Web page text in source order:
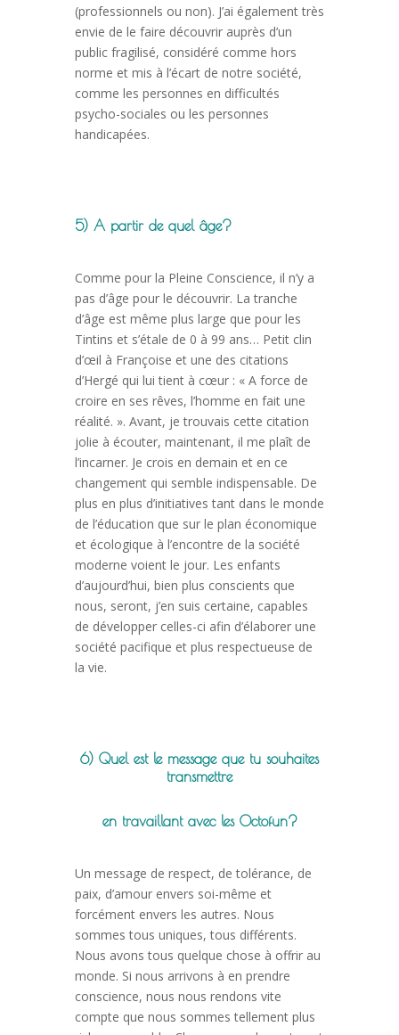
(professionnels ou non). J’ai également très
envie de le faire découvrir auprès d’un
public fragilisé, considéré comme hors
norme et mis à l’écart de notre société,
comme les personnes en difficultés
psycho-sociales ou les personnes
handicapées.
5) A partir de quel âge?
Comme pour la Pleine Conscience, il n’y a
pas d’âge pour le découvrir. La tranche
d’âge est même plus large que pour les
Tintins et s’étale de 0 à 99 ans… Petit clin
d’œil à Françoise et une des citations
d’Hergé qui lui tient à cœur : « A force de
croire en ses rêves, l’homme en fait une
réalité. ». Avant, je trouvais cette citation
jolie à écouter, maintenant, il me plaît de
l’incarner. Je crois en demain et en ce
changement qui semble indispensable. De
plus en plus d’initiatives tant dans le monde
de l’éducation que sur le plan économique
et écologique à l’encontre de la société
moderne voient le jour. Les enfants
d’aujourd’hui, bien plus conscients que
nous, seront, j’en suis certaine, capables
de développer celles-ci afin d’élaborer une
société pacifique et plus respectueuse de
la vie.
6) Quel est le message que tu souhaites
transmettre
en travaillant avec les Octofun?
Un message de respect, de tolérance, de
paix, d’amour envers soi-même et
forcément envers les autres. Nous
sommes tous uniques, tous différents.
Nous avons tous quelque chose à offrir au
monde. Si nous arrivons à en prendre
conscience, nous nous rendons vite
compte que nous sommes tellement plus